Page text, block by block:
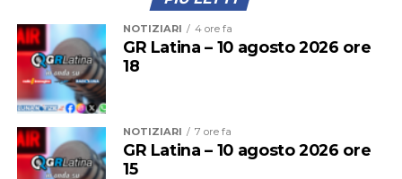
Nei giorni scorsi il dirigente comunale Vincenzo Capaldo
ha firmato la determina di aggiudicazione dei lavori, per
un investimento complessivo di 150mila euro
interamente finanziato dalla Regione Lazio. L’intervento
prevede la riqualificazione degli ambienti per consentire
lo svolgimento di attività e servizi rivolti alle persone
autistiche e alle loro famiglie.
NOTIZIARI 4 ore fa
GR Latina – 10 agosto 2026 ore
18
NOTIZIARI 7 ore fa
GR Latina – 10 agosto 2026 ore
15